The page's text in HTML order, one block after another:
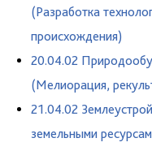
(Разработка
происхождения)
20.04.02
(Мелиорация,
21.04.02
земельными